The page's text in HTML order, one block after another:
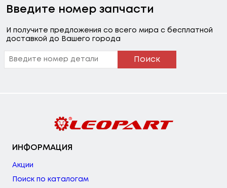
Введите номер запчасти
И получите предложения со всего мира с бесплатной
доставкой до Вашего города
Поиск
ИНФОРМАЦИЯ
Акции
Поиск по каталогам